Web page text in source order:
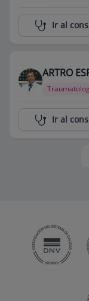
CentroIr al
ARTRO
CentroIr al